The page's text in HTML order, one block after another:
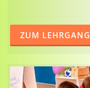
ZUM LEHRGANG